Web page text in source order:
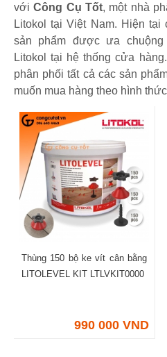
vớiCông Cụ Tốt, một nhà
Litokol tại Việt Nam. Hiện
sản phẩm được ưa
Litokol tại hệ thống cửa
phân phối tất cả các sản
muốn mua hàng theo hình
Thùng 150 bộ ke vít cân bằng
LITOLEVEL KIT LTLVKIT0000
990 000 VND